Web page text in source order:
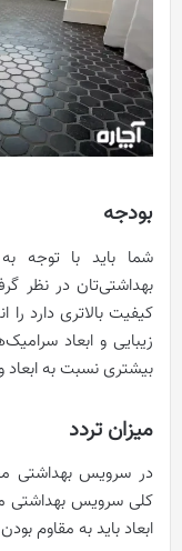
بودجه
شما باید با توجه
بهداشتی‌تان در نظر
کیفیت بالاتری دارد
زیبایی و ابعاد
بیشتری نسبت به ابعاد
میزان تردد
در سرویس بهداشتی
کلی سرویس بهداشتی
ابعاد باید به مقاوم